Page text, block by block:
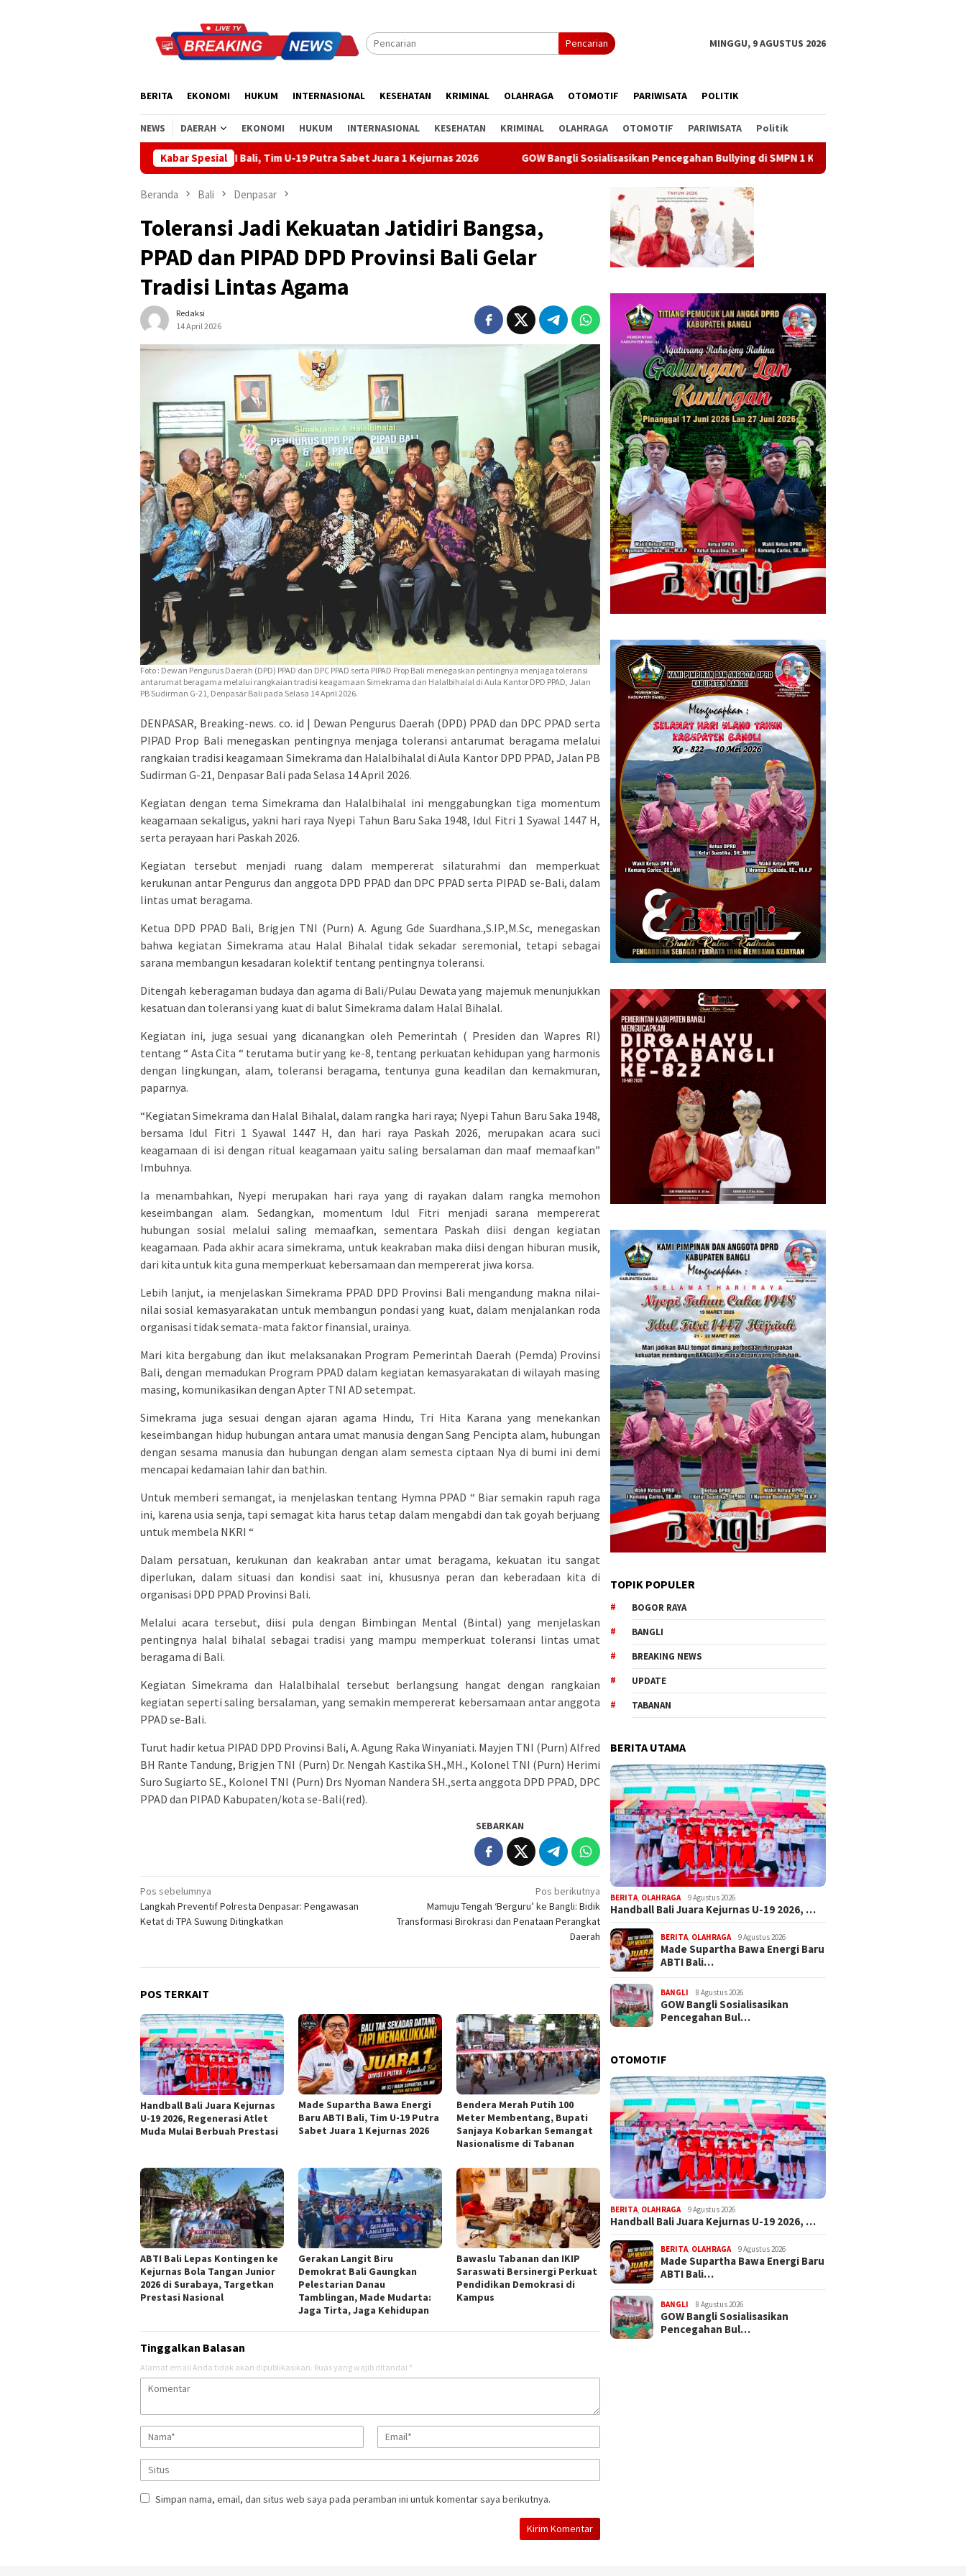
Pencarian MINGGU, 9 AGUSTUS 2026
BERITA EKONOMI HUKUM INTERNASIONAL KESEHATAN KRIMINAL OLAHRAGA OTOMOTIF PARIWISATA POLITIK
NEWS DAERAH EKONOMI HUKUM INTERNASIONAL KESEHATAN KRIMINAL OLAHRAGA OTOMOTIF PARIWISATA Politik
Kabar Spesial
Bawa Energi Baru ABTI Bali, Tim U-19 Putra Sabet Juara 1 Kejurnas 2026 GOW Bangli Sosialisasikan Pencegahan Bullying di SMPN 1 Kintamani Gerakan Langit Biru Demokrat di
Beranda Bali Denpasar
Toleransi Jadi Kekuatan Jatidiri Bangsa,
PPAD dan PIPAD DPD Provinsi Bali Gelar
Tradisi Lintas Agama
Redaksi
14 April 2026
Foto : Dewan Pengurus Daerah (DPD) PPAD dan DPC PPAD serta PIPAD Prop Bali menegaskan pentingnya menjaga toleransi
antarumat beragama melalui rangkaian tradisi keagamaan Simekrama dan Halalbihalal di Aula Kantor DPD PPAD, Jalan
PB Sudirman G-21, Denpasar Bali pada Selasa 14 April 2026.
DENPASAR, Breaking-news. co. id | Dewan Pengurus Daerah (DPD) PPAD dan DPC PPAD serta
PIPAD Prop Bali menegaskan pentingnya menjaga toleransi antarumat beragama melalui
rangkaian tradisi keagamaan Simekrama dan Halalbihalal di Aula Kantor DPD PPAD, Jalan PB
Sudirman G-21, Denpasar Bali pada Selasa 14 April 2026.
Kegiatan dengan tema Simekrama dan Halalbihalal ini menggabungkan tiga momentum
keagamaan sekaligus, yakni hari raya Nyepi Tahun Baru Saka 1948, Idul Fitri 1 Syawal 1447 H,
serta perayaan hari Paskah 2026.
Kegiatan tersebut menjadi ruang dalam mempererat silaturahmi dan memperkuat
kerukunan antar Pengurus dan anggota DPD PPAD dan DPC PPAD serta PIPAD se-Bali, dalam
lintas umat beragama.
Ketua DPD PPAD Bali, Brigjen TNI (Purn) A. Agung Gde Suardhana.,S.IP.,M.Sc, menegaskan
bahwa kegiatan Simekrama atau Halal Bihalal tidak sekadar seremonial, tetapi sebagai
sarana membangun kesadaran kolektif tentang pentingnya toleransi.
Ditengah keberagaman budaya dan agama di Bali/Pulau Dewata yang majemuk menunjukkan
kesatuan dan toleransi yang kuat di balut Simekrama dalam Halal Bihalal.
Kegiatan ini, juga sesuai yang dicanangkan oleh Pemerintah ( Presiden dan Wapres RI)
tentang “ Asta Cita “ terutama butir yang ke-8, tentang perkuatan kehidupan yang harmonis
dengan lingkungan, alam, toleransi beragama, tentunya guna keadilan dan kemakmuran,
paparnya.
“Kegiatan Simekrama dan Halal Bihalal, dalam rangka hari raya; Nyepi Tahun Baru Saka 1948,
bersama Idul Fitri 1 Syawal 1447 H, dan hari raya Paskah 2026, merupakan acara suci
keagamaan di isi dengan ritual keagamaan yaitu saling bersalaman dan maaf memaafkan”
Imbuhnya.
Ia menambahkan, Nyepi merupakan hari raya yang di rayakan dalam rangka memohon
keseimbangan alam. Sedangkan, momentum Idul Fitri menjadi sarana mempererat
hubungan sosial melalui saling memaafkan, sementara Paskah diisi dengan kegiatan
keagamaan. Pada akhir acara simekrama, untuk keakraban maka diisi dengan hiburan musik,
dari kita untuk kita guna memperkuat kebersamaan dan mempererat jiwa korsa.
Lebih lanjut, ia menjelaskan Simekrama PPAD DPD Provinsi Bali mengandung makna nilai-
nilai sosial kemasyarakatan untuk membangun pondasi yang kuat, dalam menjalankan roda
organisasi tidak semata-mata faktor finansial, urainya.
Mari kita bergabung dan ikut melaksanakan Program Pemerintah Daerah (Pemda) Provinsi
Bali, dengan memadukan Program PPAD dalam kegiatan kemasyarakatan di wilayah masing
masing, komunikasikan dengan Apter TNI AD setempat.
Simekrama juga sesuai dengan ajaran agama Hindu, Tri Hita Karana yang menekankan
keseimbangan hidup hubungan antara umat manusia dengan Sang Pencipta alam, hubungan
dengan sesama manusia dan hubungan dengan alam semesta ciptaan Nya di bumi ini demi
mencapai kedamaian lahir dan bathin.
Untuk memberi semangat, ia menjelaskan tentang Hymna PPAD “ Biar semakin rapuh raga
ini, karena usia senja, tapi semagat kita harus tetap dalam mengabdi dan tak goyah berjuang
untuk membela NKRI “
Dalam persatuan, kerukunan dan keakraban antar umat beragama, kekuatan itu sangat
diperlukan, dalam situasi dan kondisi saat ini, khususnya peran dan keberadaan kita di
organisasi DPD PPAD Provinsi Bali.
Melalui acara tersebut, diisi pula dengan Bimbingan Mental (Bintal) yang menjelaskan
pentingnya halal bihalal sebagai tradisi yang mampu memperkuat toleransi lintas umat
beragama di Bali.
Kegiatan Simekrama dan Halalbihalal tersebut berlangsung hangat dengan rangkaian
kegiatan seperti saling bersalaman, yang semakin mempererat kebersamaan antar anggota
PPAD se-Bali.
Turut hadir ketua PIPAD DPD Provinsi Bali, A. Agung Raka Winyaniati. Mayjen TNI (Purn) Alfred
BH Rante Tandung, Brigjen TNI (Purn) Dr. Nengah Kastika SH.,MH., Kolonel TNI (Purn) Herimi
Suro Sugiarto SE., Kolonel TNI (Purn) Drs Nyoman Nandera SH.,serta anggota DPD PPAD, DPC
PPAD dan PIPAD Kabupaten/kota se-Bali(red).
SEBARKAN
Navigasi
pos
Pos sebelumnya
Langkah Preventif Polresta Denpasar: Pengawasan
Ketat di TPA Suwung Ditingkatkan
Pos berikutnya
Mamuju Tengah ‘Berguru’ ke Bangli: Bidik
Transformasi Birokrasi dan Penataan Perangkat
Daerah
POS TERKAIT
Handball Bali Juara Kejurnas
U-19 2026, Regenerasi Atlet
Muda Mulai Berbuah Prestasi
Made Supartha Bawa Energi
Baru ABTI Bali, Tim U-19 Putra
Sabet Juara 1 Kejurnas 2026
Bendera Merah Putih 100
Meter Membentang, Bupati
Sanjaya Kobarkan Semangat
Nasionalisme di Tabanan
ABTI Bali Lepas Kontingen ke
Kejurnas Bola Tangan Junior
2026 di Surabaya, Targetkan
Prestasi Nasional
Gerakan Langit Biru
Demokrat Bali Gaungkan
Pelestarian Danau
Tamblingan, Made Mudarta:
Jaga Tirta, Jaga Kehidupan
Bawaslu Tabanan dan IKIP
Saraswati Bersinergi Perkuat
Pendidikan Demokrasi di
Kampus
Tinggalkan Balasan
Alamat email Anda tidak akan dipublikasikan. Ruas yang wajib ditandai *
Simpan nama, email, dan situs web saya pada peramban ini untuk komentar saya berikutnya.
TOPIK POPULER
BOGOR RAYA
BANGLI
BREAKING NEWS
UPDATE
TABANAN
BERITA UTAMA
BERITA, OLAHRAGA 9 Agustus 2026
Handball Bali Juara Kejurnas U-19 2026, …
BERITA, OLAHRAGA 9 Agustus 2026
Made Supartha Bawa Energi Baru
ABTI Bali…
BANGLI 8 Agustus 2026
GOW Bangli Sosialisasikan
Pencegahan Bul…
OTOMOTIF
BERITA, OLAHRAGA 9 Agustus 2026
Handball Bali Juara Kejurnas U-19 2026, …
BERITA, OLAHRAGA 9 Agustus 2026
Made Supartha Bawa Energi Baru
ABTI Bali…
BANGLI 8 Agustus 2026
GOW Bangli Sosialisasikan
Pencegahan Bul…